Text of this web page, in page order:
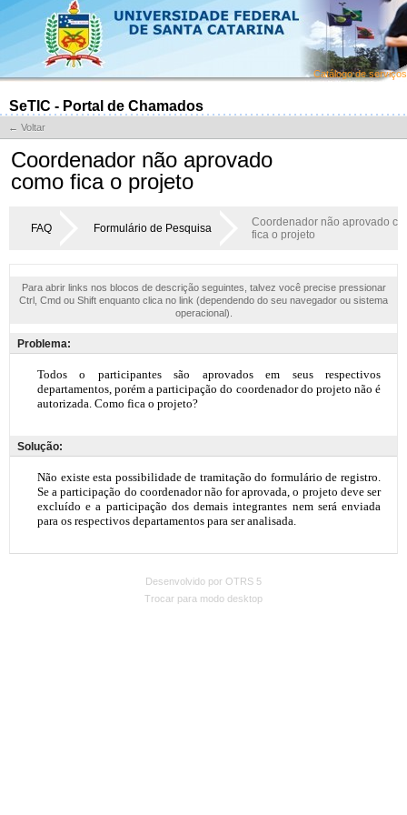
Catálogo de serviços
SeTIC - Portal de Chamados
← Voltar
Coordenador não aprovado
como fica o projeto
FAQ Formulário de Pesquisa
Coordenador não aprovado
fica o projeto
Para abrir links nos blocos de descrição seguintes, talvez você precise pressionar
Ctrl, Cmd ou Shift enquanto clica no link (dependendo do seu navegador ou sistema
operacional).
Problema:
Solução:
Desenvolvido por OTRS 5
Trocar para modo desktop